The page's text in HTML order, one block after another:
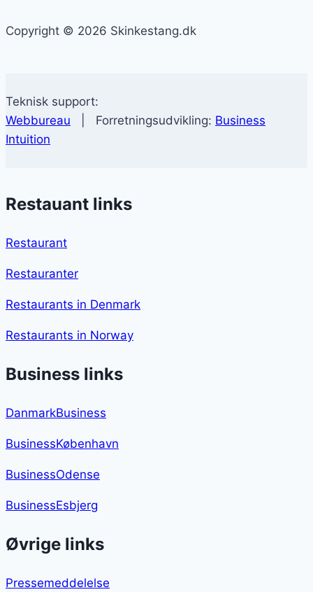
Copyright © 2026 Skinkestang.dk
Teknisk support:
Webbureau | Forretningsudvikling: Business
Intuition
Restauant links
Restaurant
Restauranter
Restaurants in Denmark
Restaurants in Norway
Business links
DanmarkBusiness
BusinessKøbenhavn
BusinessOdense
BusinessEsbjerg
Øvrige links
Pressemeddelelse